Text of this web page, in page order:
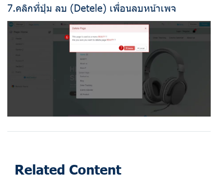
7.คลิกที่ปุ่ม ลบ (Detele) เพื่อนลบหน้าเพจ
Related Content